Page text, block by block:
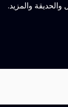
والمزيد.